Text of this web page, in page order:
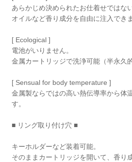
あらかじめ決められたお仕着せではな
オイルなど香り成分を自由に注入できま
[ Ecological ]
電池がいりません。
金属カートリッジで洗浄可能（半永久的
[ Sensual for body temperature ]
金属製ならではの高い熱伝導率から体
す。
■ リング取り付け穴 ■
キーホルダーなど装着可能。
そのままカートリッジを開いて、香り